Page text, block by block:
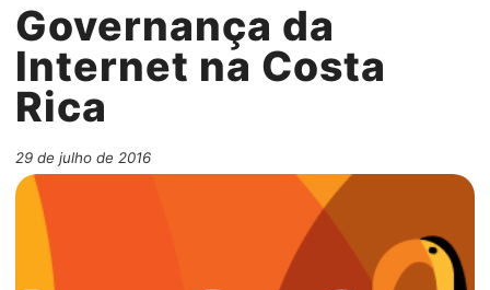
Governança da
Internet na Costa
Rica
29 de julho de 2016